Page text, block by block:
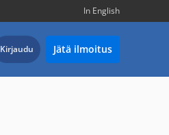
In English
Kirjaudu Jätä ilmoitus